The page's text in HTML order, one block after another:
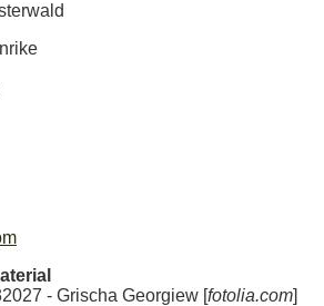
- Grischa Georgiew [fotolia.com]